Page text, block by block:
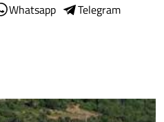
Whatsapp
Telegram